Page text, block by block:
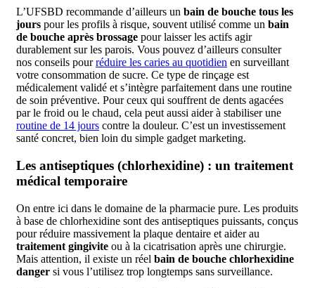
L’UFSBD recommande d’ailleurs un bain de bouche tous les
jours pour les profils à risque, souvent utilisé comme un bain
de bouche après brossage pour laisser les actifs agir
durablement sur les parois. Vous pouvez d’ailleurs consulter
nos conseils pourréduire les caries au quotidien en surveillant
votre consommation de sucre. Ce type de rinçage est
médicalement validé et s’intègre parfaitement dans une routine
de soin préventive. Pour ceux qui souffrent de dents agacées
par le froid ou le chaud, cela peut aussi aider à stabiliser une
routine de 14 jours contre la douleur. C’est un investissement
santé concret, bien loin du simple gadget marketing.
Les antiseptiques (chlorhexidine) : un traitement
médical temporaire
On entre ici dans le domaine de la pharmacie pure. Les produits
à base de chlorhexidine sont des antiseptiques puissants, conçus
pour réduire massivement la plaque dentaire et aider au
traitement gingivite ou à la cicatrisation après une chirurgie.
Mais attention, il existe un réel bain de bouche chlorhexidine
danger si vous l’utilisez trop longtemps sans surveillance.